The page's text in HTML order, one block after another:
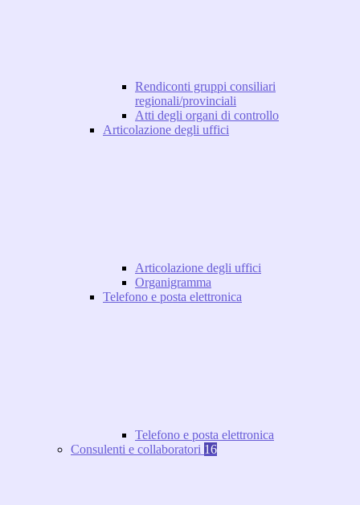
Rendiconti gruppi consiliari
regionali/provinciali
Atti degli organi di controllo
Articolazione degli uffici
Articolazione degli uffici
Organigramma
Telefono e posta elettronica
Telefono e posta elettronica
Consulenti e collaboratori 16